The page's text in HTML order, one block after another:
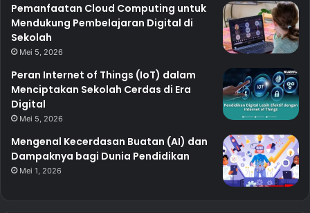
Pemanfaatan Cloud Computing untuk
Mendukung Pembelajaran Digital di
Sekolah
Mei 5, 2026
Peran Internet of Things (IoT) dalam
Menciptakan Sekolah Cerdas di Era
Digital
Mei 5, 2026
Mengenal Kecerdasan Buatan (AI) dan
Dampaknya bagi Dunia Pendidikan
Mei 1, 2026